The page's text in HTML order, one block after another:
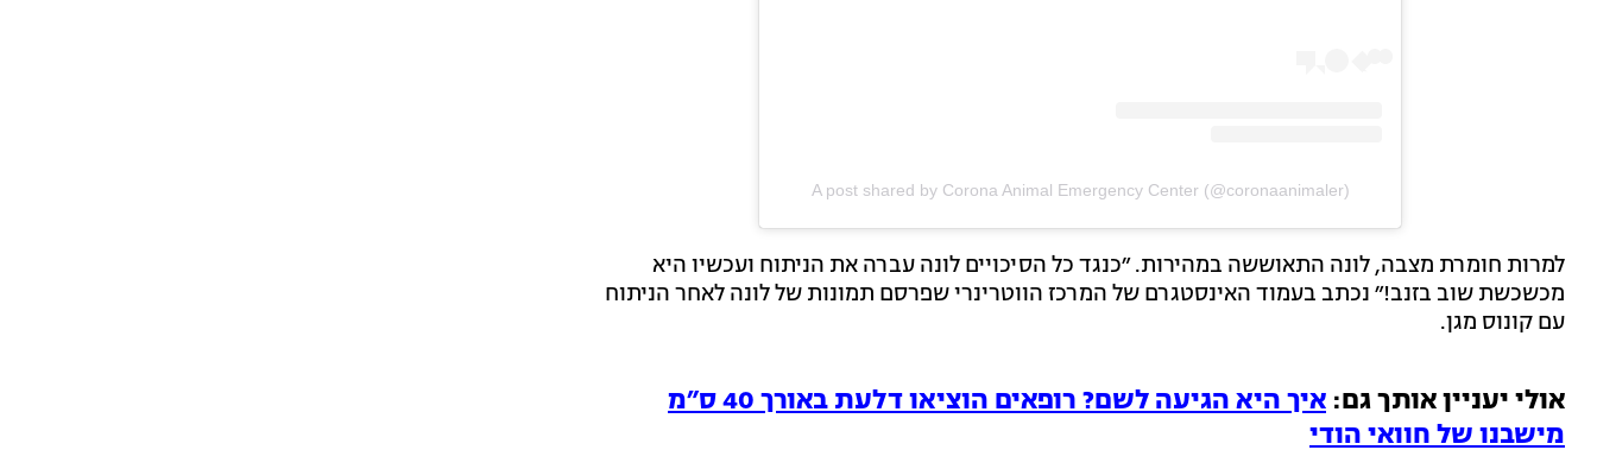
A post shared by Corona Animal Emergency Center (@coronaanimaler)
למרות חומרת מצבה, לונה התאוששה במהירות. ״כנגד כל הסיכויים לונה עברה את הניתוח ועכשיו היא
מכשכשת שוב בזנב!״ נכתב בעמוד האינסטגרם של המרכז הווטרינרי שפרסם תמונות של לונה לאחר הניתוח
עם קונוס מגן.
אולי יעניין אותך גם:
איך היא הגיעה לשם? רופאים הוציאו דלעת באורך 40 ס״מ
מישבנו של חוואי הודי